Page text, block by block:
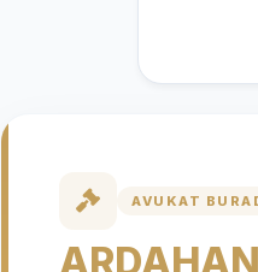
AVUKAT
ARDAHAN